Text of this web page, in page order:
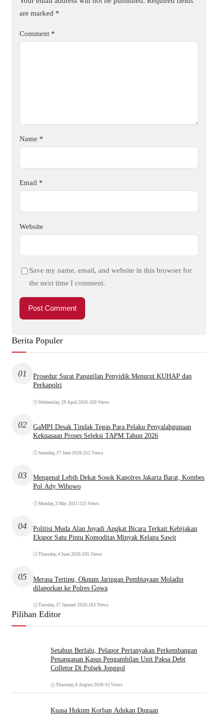
are marked *
Comment *
Name *
Email *
Website
Save my name, email, and website in this browser for
the next time I comment.
Berita Populer
01
Prosedur Surat Panggilan Penyidik Menurut KUHAP dan
Perkapolri
Wednesday, 29 April 2026•269 Views
02
GaMPI Desak Tindak Tegas Para Pelaku Penyalahgunaan
Kekuasaan Proses Seleksi TAPM Tahun 2026
Saturday, 27 June 2026•252 Views
03
Mengenal Lebih Dekat Sosok Kapolres Jakarta Barat, Kombes
Pol Ady Wibowo
Monday, 3 May 2021 •225 Views
04
Politisi Muda Alan Juyadi Angkat Bicara Terkait Kebijakan
Ekspor Satu Pintu Komoditas Minyak Kelapa Sawit
Thursday, 4 June 2026•205 Views
05
Merasa Tertipu, Oknum Jaringan Pembiayaan Moladin
dilaporkan ke Polres Gowa
Tuesday, 27 January 2026•163 Views
Pilihan Editor
Setahun Berlalu, Pelapor Pertanyakan Perkembangan
Penanganan Kasus Pengambilan Unit Paksa Debt
Colletor Di Polsek Jonggol
Thursday, 6 August 2026•15 Views
Kuasa Hukum Korban Adukan Dugaan